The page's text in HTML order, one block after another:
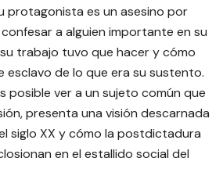
protagonista es un asesino por
a alguien importante en su
trabajo tuvo que hacer y cómo
esclavo de lo que era su sustento.
posible ver a un sujeto común que
presenta una visión descarnada
siglo XX y cómo la postdictadura
en el estallido social del